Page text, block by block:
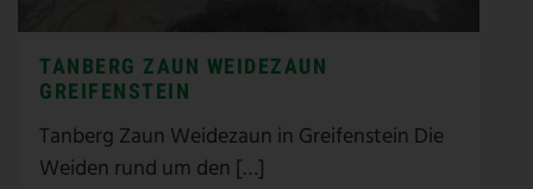
TANBERG ZAUN WEIDEZAUN
GREIFENSTEIN
Tanberg Zaun Weidezaun in Greifenstein Die
Weiden rund um den […]